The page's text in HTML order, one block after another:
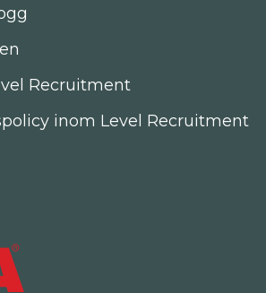
Recruitment
inom Level Recruitment